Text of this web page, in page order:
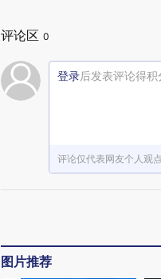
评论区 0
登录后发表评论得积
评论仅代表网友个人观
图片推荐